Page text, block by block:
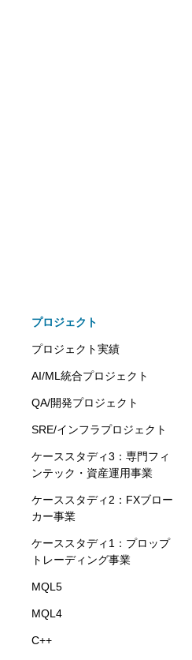
プロジェクト
プロジェクト実績
AI/ML統合プロジェクト
QA/開発プロジェクト
SRE/インフラプロジェクト
ケーススタディ3：専門フィ
ンテック・資産運用事業
ケーススタディ2：FXブロー
カー事業
ケーススタディ1：プロップ
トレーディング事業
MQL5
MQL4
C++